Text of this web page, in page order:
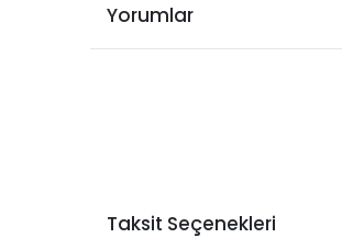
Yorumlar
Taksit Seçenekleri